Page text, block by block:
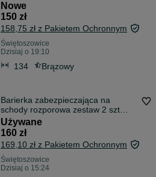
Nowe
150 zł
158,75 zł z Pakietem Ochronnym
Świętoszowice
Dzisiaj o 19:10
134 Brązowy
Barierka zabezpieczająca na
schody rozporowa zestaw 2 szt
biała
Używane
160 zł
169,10 zł z Pakietem Ochronnym
Świętoszowice
Dzisiaj o 15:24